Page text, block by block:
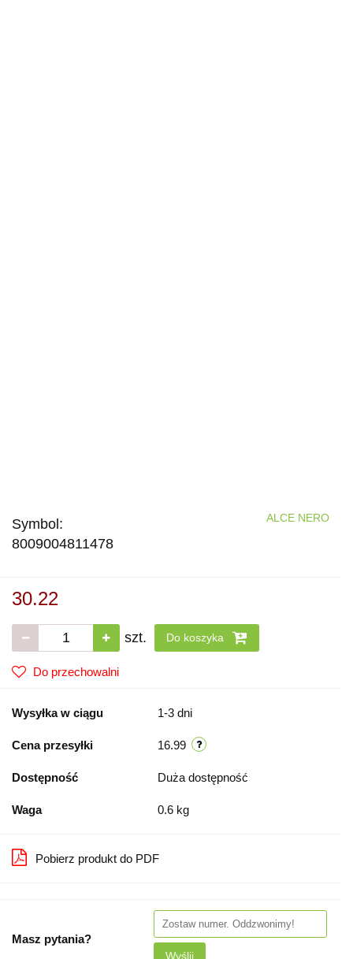
Symbol:
8009004811478
ALCE NERO
30.22
szt. Do koszyka
Do przechowalni
Wysyłka w ciągu 1-3 dni
Cena przesyłki 16.99
Dostępność Duża dostępność
Waga 0.6 kg
Pobierz produkt do PDF
Masz pytania?
Wyślij